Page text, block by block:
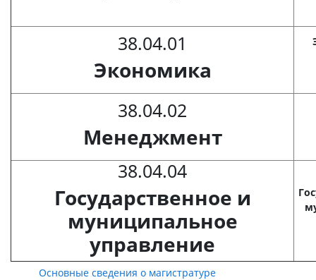
38.04.01
Экономика
38.04.02
Менеджмент
38.04.04
Государственное и
муниципальное
управление
Основные сведения о магистратуре